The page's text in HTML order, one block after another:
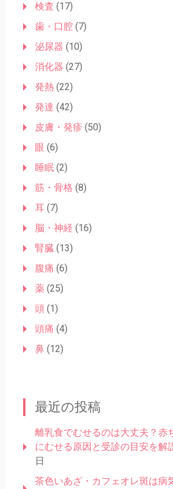
検査 (17)
歯・口腔(7)
泌尿器 (10)
消化器 (27)
発熱(22)
発達 (42)
皮膚・発疹 (50)
眼 (6)
睡眠(2)
筋・骨格 (8)
耳(7)
脳・神経 (16)
腎臓 (13)
腹痛 (6)
薬(25)
頭(1)
頭痛 (4)
鼻(12)
最近の投稿
離乳食でむせるのは大丈夫？赤
にむせる原因と受診の目安を解
日
茶色いあざ・カフェオレ斑は病